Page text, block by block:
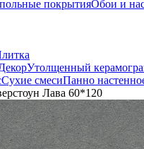
покрытияОбои и
Утолщенный
Сухие смесиПанно
Лава 60*120